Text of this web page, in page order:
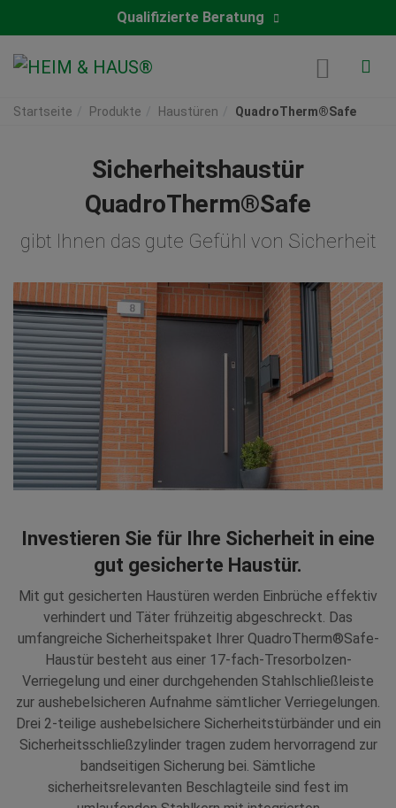
Qualifizierte Beratung
Startseite Produkte Haustüren QuadroTherm®Safe
Sicherheitshaustür
QuadroTherm®Safe
gibt Ihnen das gute Gefühl von Sicherheit
Investieren Sie für Ihre Sicherheit in eine
gut gesicherte Haustür.
Mit gut gesicherten Haustüren werden Einbrüche effektiv
verhindert und Täter frühzeitig abgeschreckt. Das
umfangreiche Sicherheitspaket Ihrer QuadroTherm®Safe-
Haustür besteht aus einer 17-fach-Tresorbolzen-
Verriegelung und einer durchgehenden Stahlschließleiste
zur aushebelsicheren Aufnahme sämtlicher Verriegelungen.
Drei 2-teilige aushebelsichere Sicherheitstürbänder und ein
Sicherheitsschließzylinder tragen zudem hervorragend zur
bandseitigen Sicherung bei. Sämtliche
sicherheitsrelevanten Beschlagteile sind fest im